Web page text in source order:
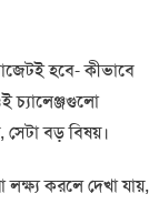
হবে- কীভাবে
চ্যালেঞ্জগুলো
সেটা বড় বিষয়।
লক্ষ্য করলে দেখা যায়,